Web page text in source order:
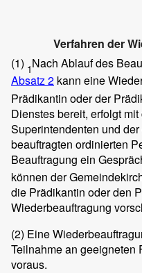
Verfahren der
(1) 1Nach Ablauf des
Absatz 2 kann eine
Prädikantin oder der
Dienstes bereit, erfolgt
Superintendenten und
beauftragten ordinierten
Beauftragung ein
können der
die Prädikantin oder den
Wiederbeauftragung
(2) Eine
Teilnahme an geeigneten
voraus.